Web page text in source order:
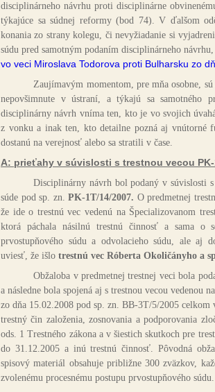
disciplinárneho návrhu proti disciplinárne
týkajúce sa súdnej reformy (bod 74). V ďalšom
konania zo strany kolegu, či nevyžiadanie si
súdu pred samotným podaním disciplinárneho
vo veci Miroslava Todorova proti Bulharsku zo
Zaujímavým momentom, pre mňa osobne,
nepovšimnute v ústraní, a týkajú sa samotného
disciplinárny návrh vníma ten, kto je vo svojich
z vonku a inak ten, kto detailne pozná aj vnútorné
dostanú na verejnosť alebo sa stratili v čase.
A: prieťahy v súvislosti s trestnou vecou PK-
Disciplinárny návrh bol podaný v súvislosti
súde pod sp. zn.PK-1T/14/2007. O predmetnej
že ide o trestnú vec vedenú na Špecializovanom
ktorá páchala násilnú trestnú činnosť a sama o
prvostupňového súdu a odvolacieho súdu, ale aj
uviesť, že išlo trestnú vec Róberta Okoličányho a
Obžaloba v predmetnej trestnej veci bola
a následne bola spojená aj s trestnou vecou vedenou
zo dňa 15.02.2008 pod sp. zn. BB-3T/5/2005
trestný čin založenia, zosnovania a podporovania
ods. 1 Trestného zákona a v šiestich skutkoch pre
do 31.12.2005 a inú trestnú činnosť. Pôvodná
spisový materiál obsahuje približne 300 zväzkov,
zvolenému procesnému postupu prvostupňového súdu.